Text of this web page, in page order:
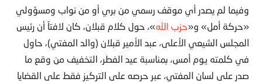
وفيما لم يصدر أي موقف رسمي من بري أو من نواب ومسؤولي
«حركة أمل» و«حزب الله»، حول كلام قبلان، كان لافتاً أن رئيس
المجلس الشيعي الأعلى، عبد الأمير قبلان (والد المفتي)، حاول
في كلمته يوم أمس، بمناسبة عيد الفطر، التخفيف من وقع ما
صدر على لسان المفتي، عبر حرصه على التركيز فقط على القضايا